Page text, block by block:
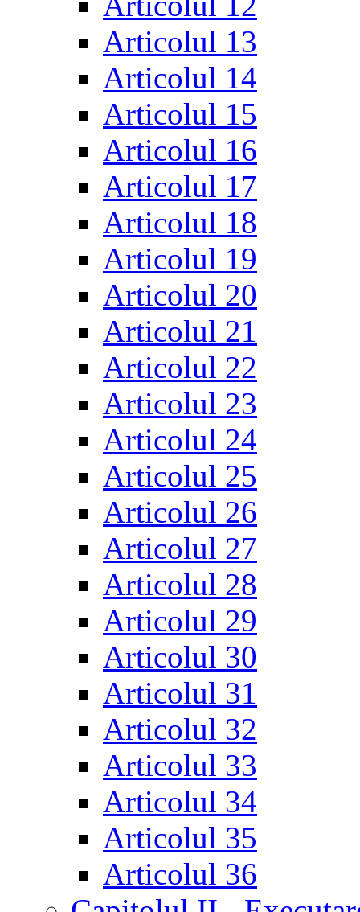
Articolul 13
Articolul 14
Articolul 15
Articolul 16
Articolul 17
Articolul 18
Articolul 19
Articolul 20
Articolul 21
Articolul 22
Articolul 23
Articolul 24
Articolul 25
Articolul 26
Articolul 27
Articolul 28
Articolul 29
Articolul 30
Articolul 31
Articolul 32
Articolul 33
Articolul 34
Articolul 35
Articolul 36